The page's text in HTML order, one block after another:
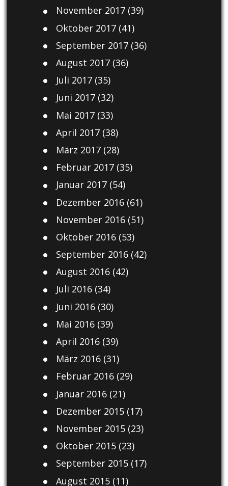
November 2017(39)
Oktober 2017(41)
September 2017(36)
August 2017(36)
Juli 2017(35)
Juni 2017(32)
Mai 2017(33)
April 2017(38)
März 2017(28)
Februar 2017(35)
Januar 2017(54)
Dezember 2016(61)
November 2016(51)
Oktober 2016(53)
September 2016(42)
August 2016(42)
Juli 2016(34)
Juni 2016(30)
Mai 2016(39)
April 2016(39)
März 2016(31)
Februar 2016(29)
Januar 2016(21)
Dezember 2015(17)
November 2015(23)
Oktober 2015(23)
September 2015(17)
August 2015(11)